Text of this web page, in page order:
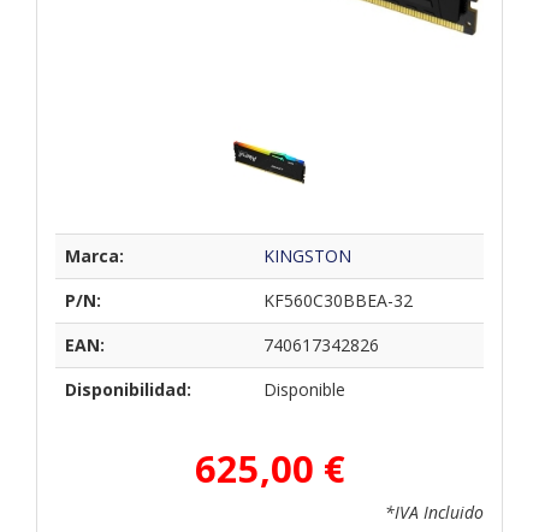
Marca:
KINGSTON
P/N:
KF560C30BBEA-32
EAN:
740617342826
Disponibilidad:
Disponible
625,00 €
*IVA Incluido